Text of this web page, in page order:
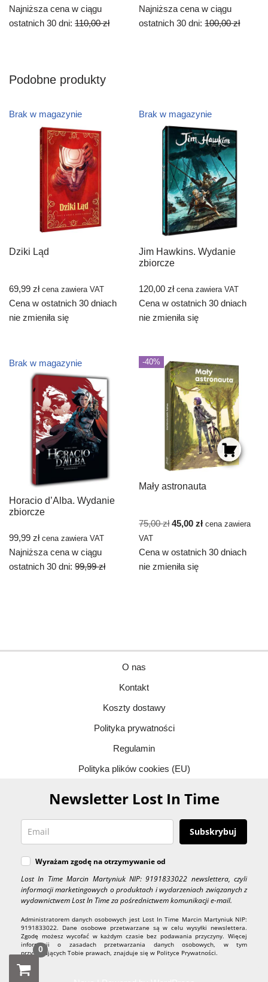
Najniższa cena w ciągu
ostatnich 30 dni: 110,00 zł
Najniższa cena w ciągu
ostatnich 30 dni:100,00 zł
Podobne produkty
Brak w magazynie
Dziki Ląd
69,99 zł cena zawiera VAT
Cena w ostatnich 30 dniach
nie zmieniła się
Brak w magazynie
Jim Hawkins. Wydanie
zbiorcze
120,00zł cena zawiera VAT
Cena w ostatnich 30 dniach
nie zmieniła się
Brak w magazynie
Horacio d’Alba. Wydanie
zbiorcze
99,99 zł cena zawiera VAT
Najniższa cena w ciągu
ostatnich 30 dni: 99,99 zł
-40%
Mały astronauta
75,00zł 45,00zł cena zawiera
VAT
Cena w ostatnich 30 dniach
nie zmieniła się
O nas
Kontakt
Koszty dostawy
Polityka prywatności
Regulamin
Polityka plików cookies (EU)
Newsletter Lost In Time
Subskrybuj
Wyrażam zgodę na otrzymywanie od
Lost In Time Marcin Martyniuk NIP: 9191833022 newslettera, czyli
informacji marketingowych o produktach i wydarzeniach związanych z
wydawnictwem Lost In Time za pośrednictwem komunikacji e-mail.
Administratorem danych osobowych jest Lost In Time Marcin Martyniuk NIP:
9191833022. Dane osobowe przetwarzane są w celu wysyłki newslettera.
Zgodę możesz wycofać w każdym czasie bez podawania przyczyny. Więcej
informacji o zasadach przetwarzania danych osobowych, w tym
przysługujących Tobie prawach, znajduje się w Polityce Prywatności.
0